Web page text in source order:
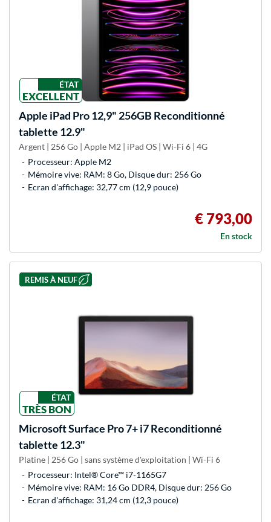
ÉTAT
EXCELLENT
Apple iPad Pro 12,9" 256GB Reconditionné
tablette 12.9"
Argent | 256 Go | Apple M2 | iPad OS | Wi-Fi 6 | 4G
Processeur: Apple M2
Mémoire vive: RAM: 8 Go, Disque dur: 256 Go
Ecran d'affichage: 32,77 cm (12,9 pouce)
€ 793,00
En stock
REMIS À NEUF
ÉTAT
TRÈS BON
MicrosoftSurface Pro 7+ i7 Reconditionné
tablette 12.3"
Platine | 256 Go | sans système d'exploitation | Wi-Fi 6
Processeur: Intel® Core™ i7-1165G7
Mémoire vive: RAM: 16 Go DDR4, Disque dur: 256 Go
Ecran d'affichage: 31,24 cm (12,3 pouce)